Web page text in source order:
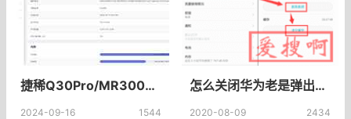
捷稀Q30Pro/MR3000D-Ciq极简固件
2024-09-16 1544
怎么关闭华为老是弹出系统更新系统升级？华为手机通过ADB永久关闭系统更新
2020-08-09 2434